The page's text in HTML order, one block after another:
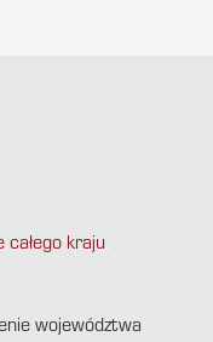
całego kraju
województwa